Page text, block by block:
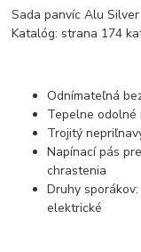
Sada panvíc Alu Silver
Katalóg: strana 174
Odnímateľná
Tepelne odolné
Trojitý
Napínací pás
chrastenia
Druhy
elektrické